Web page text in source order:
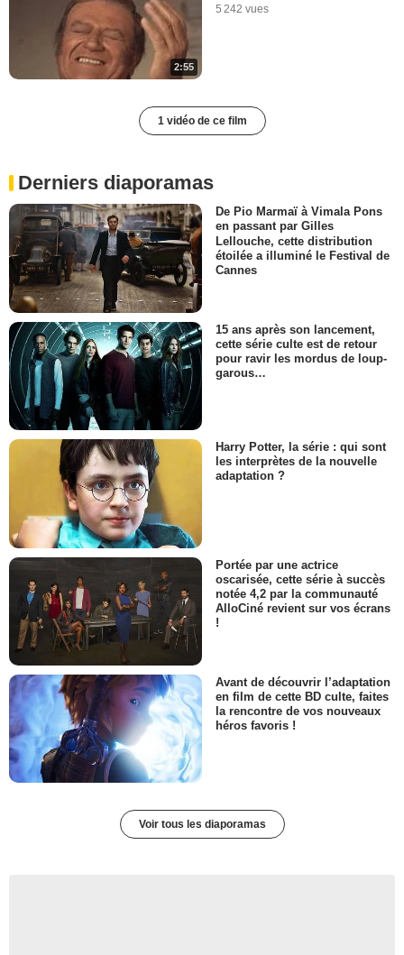
2:55
5 242 vues
1 vidéo de ce film
Derniers diaporamas
De Pio Marmaï à Vimala Pons
en passant par Gilles
Lellouche, cette distribution
étoilée a illuminé le Festival de
Cannes
15 ans après son lancement,
cette série culte est de retour
pour ravir les mordus de loup-
garous…
Harry Potter, la série : qui sont
les interprètes de la nouvelle
adaptation ?
Portée par une actrice
oscarisée, cette série à succès
notée 4,2 par la communauté
AlloCiné revient sur vos écrans
!
Avant de découvrir l’adaptation
en film de cette BD culte, faites
la rencontre de vos nouveaux
héros favoris !
Voir tous les diaporamas